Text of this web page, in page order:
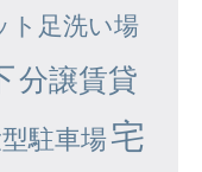
ト足洗い場
分譲賃貸
駐車場宅